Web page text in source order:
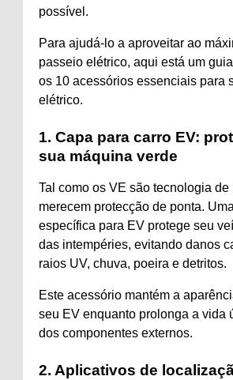
possível.
Para ajudá-lo a aproveitar ao
passeio elétrico, aqui está um
os 10 acessórios essenciais para
elétrico.
1. Capa para carro EV:
sua máquina verde
Tal como os VE são tecnologia de
merecem protecção de ponta.
específica para EV protege seu
das intempéries, evitando danos
raios UV, chuva, poeira e detritos.
Este acessório mantém a
seu EV enquanto prolonga a vida
dos componentes externos.
2. Aplicativos de